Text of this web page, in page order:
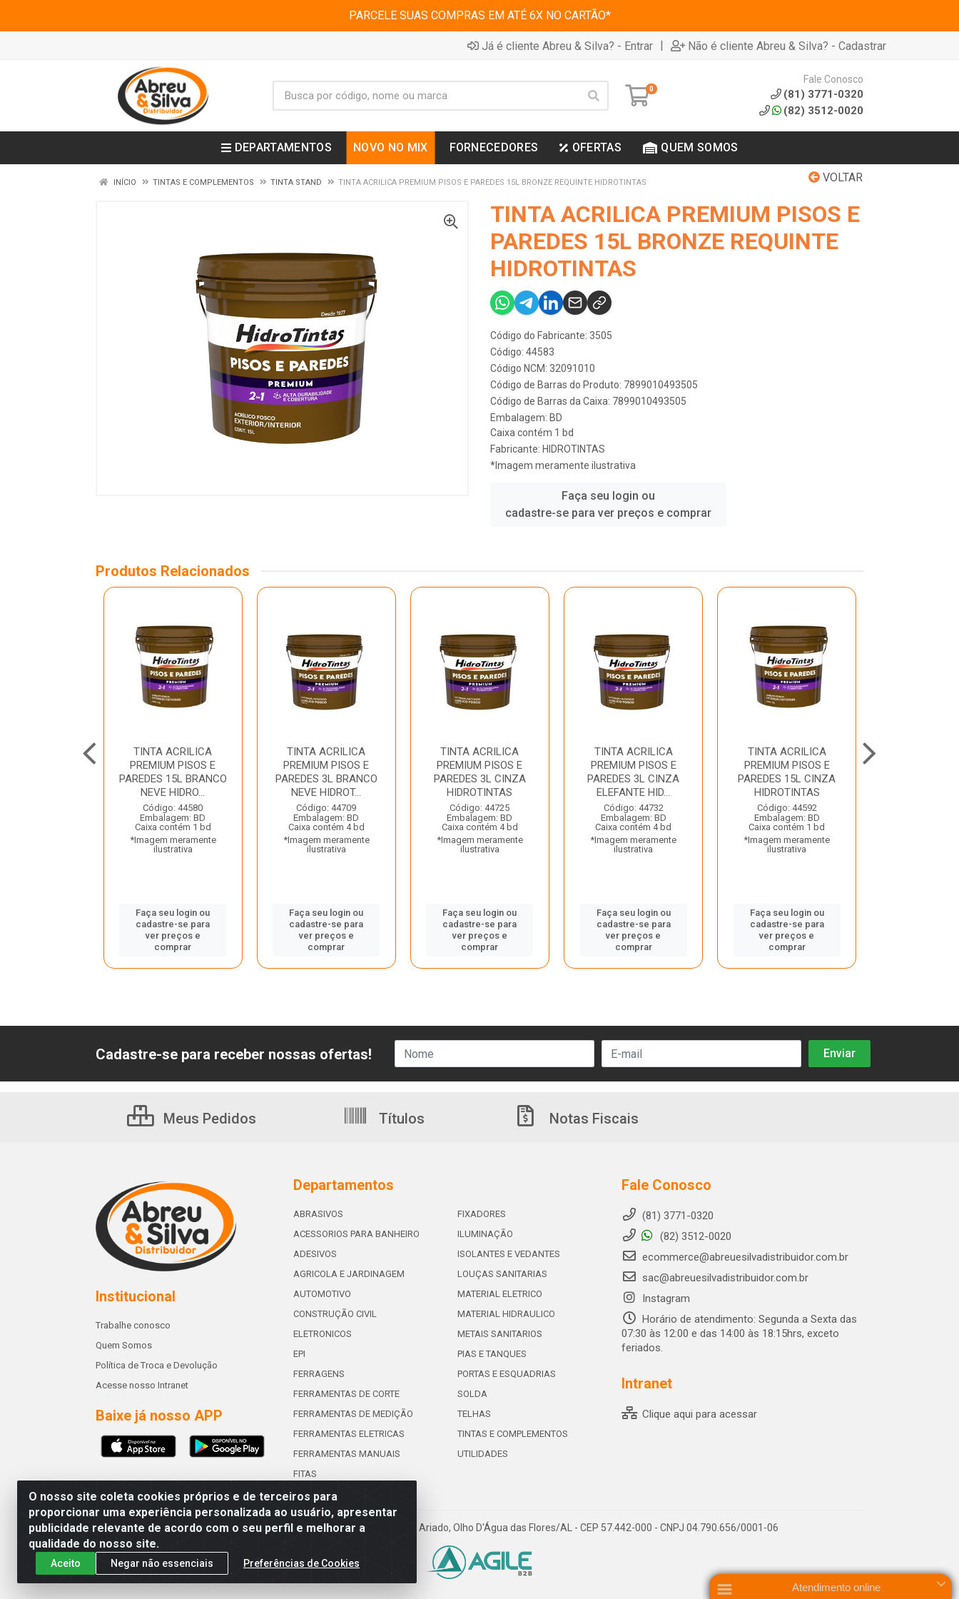
PARCELE SUAS COMPRAS EM ATÉ 6X NO CARTÃO*
Já é cliente Abreu & Silva? - Entrar | Não é cliente Abreu & Silva? - Cadastrar
0
Fale Conosco
(81) 3771-0320
(82) 3512-0020
DEPARTAMENTOS NOVO NO MIX FORNECEDORES OFERTAS QUEM SOMOS
VOLTAR
INÍCIO TINTAS E COMPLEMENTOS TINTA STAND TINTA ACRILICA PREMIUM PISOS E PAREDES 15L BRONZE REQUINTE HIDROTINTAS
TINTA ACRILICA PREMIUM PISOS E
PAREDES 15L BRONZE REQUINTE
HIDROTINTAS
Código do Fabricante: 3505
Código: 44583
Código NCM: 32091010
Código de Barras do Produto: 7899010493505
Código de Barras da Caixa: 7899010493505
Embalagem: BD
Caixa contém 1 bd
Fabricante: HIDROTINTAS
*Imagem meramente ilustrativa
Faça seu login ou
cadastre-se para ver preços e comprar
Produtos Relacionados
TINTA ACRILICA
PREMIUM PISOS E
PAREDES 15L BRANCO
NEVE HIDRO...
Código: 44580
Embalagem: BD
Caixa contém 1 bd
*Imagem meramente
ilustrativa
Faça seu login ou
cadastre-se para
ver preços e
comprar
TINTA ACRILICA
PREMIUM PISOS E
PAREDES 3L BRANCO
NEVE HIDROT...
Código: 44709
Embalagem: BD
Caixa contém 4 bd
*Imagem meramente
ilustrativa
Faça seu login ou
cadastre-se para
ver preços e
comprar
TINTA ACRILICA
PREMIUM PISOS E
PAREDES 3L CINZA
HIDROTINTAS
Código: 44725
Embalagem: BD
Caixa contém 4 bd
*Imagem meramente
ilustrativa
Faça seu login ou
cadastre-se para
ver preços e
comprar
TINTA ACRILICA
PREMIUM PISOS E
PAREDES 3L CINZA
ELEFANTE HID...
Código: 44732
Embalagem: BD
Caixa contém 4 bd
*Imagem meramente
ilustrativa
Faça seu login ou
cadastre-se para
ver preços e
comprar
TINTA ACRILICA
PREMIUM PISOS E
PAREDES 15L CINZA
HIDROTINTAS
Código: 44592
Embalagem: BD
Caixa contém 1 bd
*Imagem meramente
ilustrativa
Faça seu login ou
cadastre-se para
ver preços e
comprar
O nosso site coleta cookies próprios e de terceiros para
proporcionar uma experiência personalizada ao usuário, apresentar
publicidade relevante de acordo com o seu perfil e melhorar a
qualidade do nosso site.
Aceito Negar não essenciais Preferências de Cookies
Cadastre-se para receber nossas ofertas!
Meus Pedidos Títulos Notas Fiscais
Institucional
Trabalhe conosco
Quem Somos
Política de Troca e Devolução
Acesse nosso Intranet
Baixe já nosso APP
Departamentos
ABRASIVOS
ACESSORIOS PARA BANHEIRO
ADESIVOS
AGRICOLA E JARDINAGEM
AUTOMOTIVO
CONSTRUÇÃO CIVIL
ELETRONICOS
EPI
FERRAGENS
FERRAMENTAS DE CORTE
FERRAMENTAS DE MEDIÇÃO
FERRAMENTAS ELETRICAS
FERRAMENTAS MANUAIS
FITAS
FIXADORES
ILUMINAÇÃO
ISOLANTES E VEDANTES
LOUÇAS SANITARIAS
MATERIAL ELETRICO
MATERIAL HIDRAULICO
METAIS SANITARIOS
PIAS E TANQUES
PORTAS E ESQUADRIAS
SOLDA
TELHAS
TINTAS E COMPLEMENTOS
UTILIDADES
Fale Conosco
(81) 3771-0320
(82) 3512-0020
ecommerce@abreuesilvadistribuidor.com.br
sac@abreuesilvadistribuidor.com.br
Instagram
Horário de atendimento: Segunda a Sexta das
07:30 às 12:00 e das 14:00 às 18:15hrs, exceto
feriados.
Intranet
Clique aqui para acessar
Abreu & Silva - Rua Padre Jose de Souza Leite, 265 - Ariado, Olho D'Água das Flores/AL - CEP 57.442-000 - CNPJ 04.790.656/0001-06